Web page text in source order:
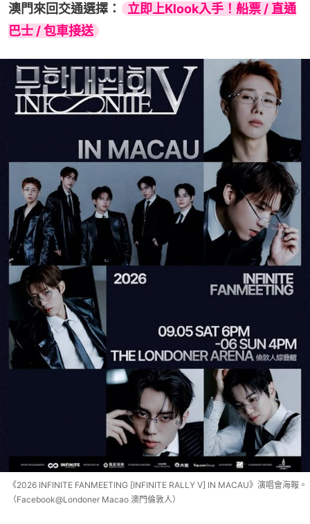
澳門來回交通選擇：
立即上Klook入手！船票 / 直通
巴士 / 包車接送
《2026 INFINITE FANMEETING [INFINITE RALLY V] IN MACAU》演唱會海報。
（Facebook@Londoner Macao 澳門倫敦人）